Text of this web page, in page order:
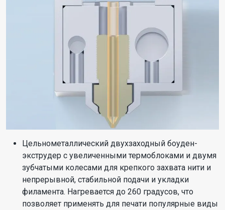
Цельнометаллический двухзаходный боуден-
экструдер с увеличенными термоблоками и двумя
зубчатыми колесами для крепкого захвата нити и
непрерывной, стабильной подачи и укладки
филамента. Нагревается до 260 градусов, что
позволяет применять для печати популярные виды